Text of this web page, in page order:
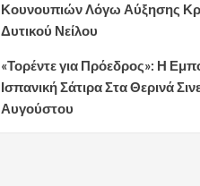
Κουνουπιών Λόγω Αύξησης
Δυτικού Νείλου
«Τορέντε για Πρόεδρος»: Η
Ισπανική Σάτιρα Στα Θερινά
Αυγούστου